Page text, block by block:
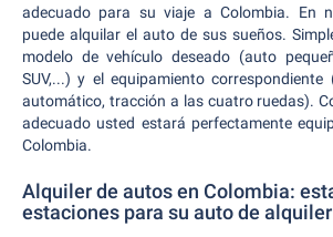
adecuado para su viaje a Colombia. En
puede alquilar el auto de sus sueños.
modelo de vehículo deseado (auto
SUV,...) y el equipamiento correspondiente
automático, tracción a las cuatro ruedas).
adecuado usted estará perfectamente
Colombia.
Alquiler de autos en Colombia:
estaciones para su auto de alquiler